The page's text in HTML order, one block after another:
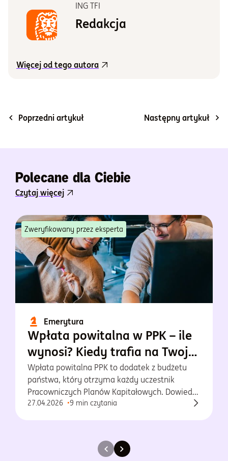
ING TFI
Redakcja
Więcej od tego autora
Poprzedni artykuł Następny artykuł
Polecane dla Ciebie
Czytaj więcej
Zweryfikowany przez eksperta
Emerytura
Wpłata powitalna w PPK – ile
wynosi? Kiedy trafia na Twoje
konto?
Wpłata powitalna PPK to dodatek z budżetu
państwa, który otrzyma każdy uczestnik
Pracowniczych Planów Kapitałowych. Dowiedz
się więcej o tej wpłacie!
27.04.2026 9 min czytania